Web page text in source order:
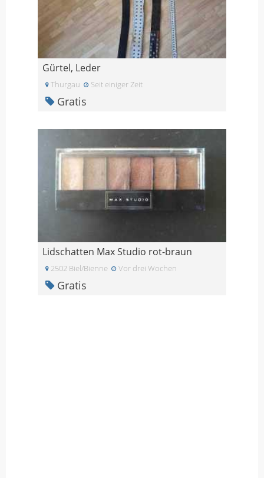
Gürtel, Leder
Thurgau Seit einiger Zeit
Gratis
Lidschatten Max Studio rot-braun
2502 Biel/Bienne Vor drei Wochen
Gratis